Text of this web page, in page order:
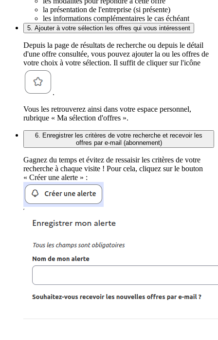
la présentation de l'entreprise (si présente)
les informations complémentaires le cas échéant
5. Ajouter à votre sélection les offres qui vous intéressent
Depuis la page de résultats de recherche ou depuis le détail
d'une offre consultée, vous pouvez ajouter la ou les offres de
votre choix à votre sélection. Il suffit de cliquer sur l'icône
.
Vous les retrouverez ainsi dans votre espace personnel,
rubrique « Ma sélection d'offres ».
6. Enregistrer les critères de votre recherche et recevoir les
offres par e-mail (abonnement)
Gagnez du temps et évitez de ressaisir les critères de votre
recherche à chaque visite ! Pour cela, cliquez sur le bouton
« Créer une alerte » :